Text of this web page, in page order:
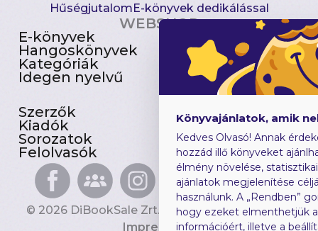
HűségjutalomE-könyvek dedikálással
WEBSHOP
E-könyvek
Hangoskönyvek
Kategóriák
Idegen nyelvű
Csomagajánlatok
Akciósak
Előjegyezhetők
Újdonságok
Szerzők
Kiadók
Sorozatok
Felolvasók
Gyerekkönyvek
Heti toplista
Ajándékutalvány
Blog
© 2026 DiBookSale Zrt. Minden jog fenntartva.
Impresszum
Könyvajánlatok, amik
Kedves Olvasó! Annak
hozzád illő könyveket
élmény növelése,
ajánlatok megjelenítése
használunk. A „Rendben”
hogy ezeket elmenthetjük
információért, illetve a